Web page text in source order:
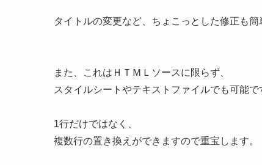
タイトルの変更など、ちょこっとした修正も簡
また、これはＨＴＭＬソースに限らず、
スタイルシートやテキストファイルでも可能で
1行だけではなく、
複数行の置き換えができますので重宝します。